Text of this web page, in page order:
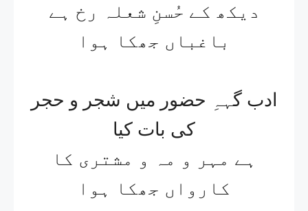
دیکھ کے حُسنِ شعلہ رخ ہے
باغباں جھکا ہوا
ادب گہہِ حضور میں شجر و حجر
کی بات کیا
ہے مہر و مہ و مشتری کا
کارواں جھکا ہوا